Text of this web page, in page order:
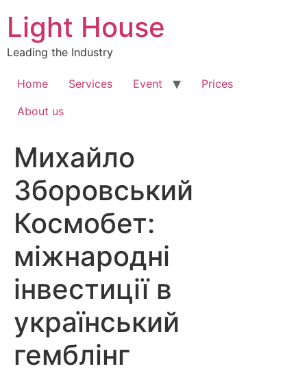
content
Light House
Leading the Industry
Home Services Event
Prices
About us
Михайло
Зборовський
Космобет:
міжнародні
інвестиції в
український
гемблінг